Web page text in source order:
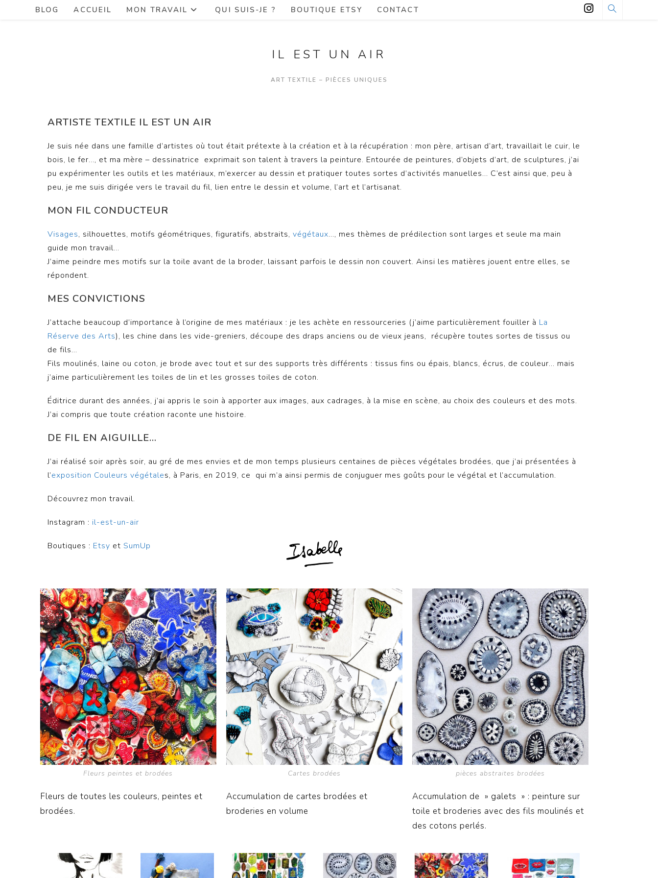
BLOG ACCUEIL MON TRAVAIL QUI SUIS-JE ? BOUTIQUE ETSY CONTACT
IL EST UN AIR
ART TEXTILE – PIÈCES UNIQUES
ARTISTE TEXTILE IL EST UN AIR
Je suis née dans une famille d’artistes où tout était prétexte à la création et à la récupération : mon père, artisan d’art, travaillait le cuir, le
bois, le fer…, et ma mère – dessinatrice exprimait son talent à travers la peinture. Entourée de peintures, d’objets d’art, de sculptures, j’ai
pu expérimenter les outils et les matériaux, m’exercer au dessin et pratiquer toutes sortes d’activités manuelles… C’est ainsi que, peu à
peu, je me suis dirigée vers le travail du fil, lien entre le dessin et volume, l’art et l’artisanat.
MON FIL CONDUCTEUR
Visages, silhouettes, motifs géométriques, figuratifs, abstraits, végétaux…, mes thèmes de prédilection sont larges et seule ma main
guide mon travail…
J’aime peindre mes motifs sur la toile avant de la broder, laissant parfois le dessin non couvert. Ainsi les matières jouent entre elles, se
répondent.
MES CONVICTIONS
J’attache beaucoup d’importance à l’origine de mes matériaux : je les achète en ressourceries (j’aime particulièrement fouiller à La
Réserve des Arts), les chine dans les vide-greniers, découpe des draps anciens ou de vieux jeans, récupère toutes sortes de tissus ou
de fils…
Fils moulinés, laine ou coton, je brode avec tout et sur des supports très différents : tissus fins ou épais, blancs, écrus, de couleur… mais
j’aime particulièrement les toiles de lin et les grosses toiles de coton.
Éditrice durant des années, j’ai appris le soin à apporter aux images, aux cadrages, à la mise en scène, au choix des couleurs et des mots.
J’ai compris que toute création raconte une histoire.
DE FIL EN AIGUILLE…
J’ai réalisé soir après soir, au gré de mes envies et de mon temps plusieurs centaines de pièces végétales brodées, que j’ai présentées à
l’exposition Couleurs végétales, à Paris, en 2019, ce qui m’a ainsi permis de conjuguer mes goûts pour le végétal et l’accumulation.
Découvrez mon travail.
Instagram : il-est-un-air
Boutiques : Etsy et SumUp
Fleurs peintes et brodées Cartes brodées pièces abstraites brodées
Fleurs de toutes les couleurs, peintes et
brodées.
Accumulation de cartes brodées et
broderies en volume
Accumulation de » galets » : peinture sur
toile et broderies avec des fils moulinés et
des cotons perlés.